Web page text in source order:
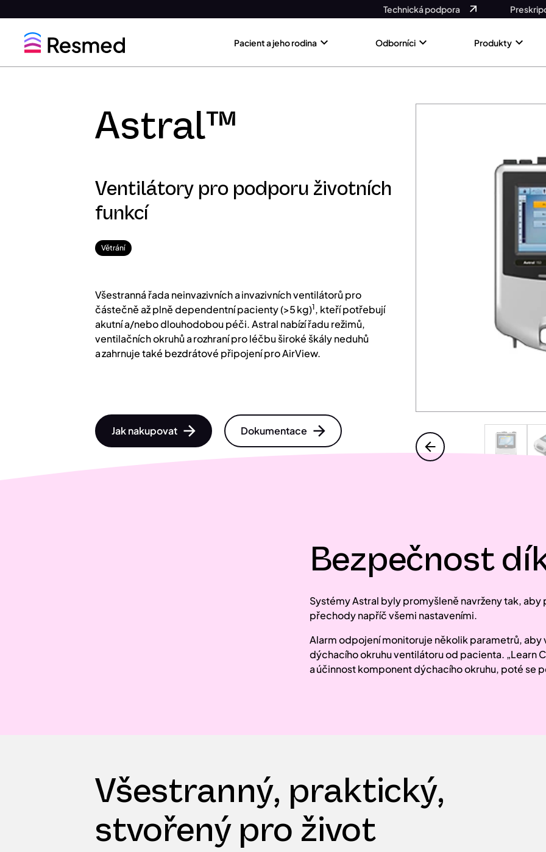
to
menu
to
content
Technická podpora
Pacient a jeho rodina Odborníci Produkty
Astral™
Ventilátory pro podporu životních
funkcí
Větrání
Všestranná řada neinvazivních a invazivních ventilátorů pro
částečně až plně dependentní pacienty (>5 kg)1, kteří potřebují
akutní a/nebo dlouhodobou péči. Astral nabízí řadu režimů,
ventilačních okruhů a rozhraní pro léčbu široké škály neduhů
a zahrnuje také bezdrátové připojení pro AirView.
Jak nakupovat Dokumentace
Bezpečnost
Systémy Astral byly promyšleně navrženy tak,
přechody napříč všemi nastaveními.
Alarm odpojení monitoruje několik parametrů,
dýchacího okruhu ventilátoru od pacienta. „Learn
a účinnost komponent dýchacího okruhu, poté se
Všestranný, praktický,
stvořený pro život